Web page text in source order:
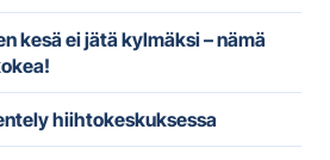
kesä ei jätä kylmäksi – nämä
hiihtokeskuksessa